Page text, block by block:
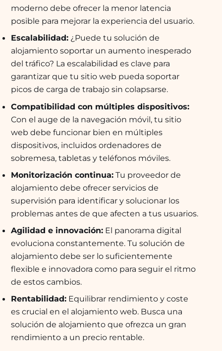
moderno debe ofrecer la menor latencia
posible para mejorar la experiencia del usuario.
Escalabilidad:¿Puede tu solución de
alojamiento soportar un aumento inesperado
del tráfico? La escalabilidad es clave para
garantizar que tu sitio web pueda soportar
picos de carga de trabajo sin colapsarse.
Compatibilidad con múltiples dispositivos:
Con el auge de la navegación móvil, tu sitio
web debe funcionar bien en múltiples
dispositivos, incluidos ordenadores de
sobremesa, tabletas y teléfonos móviles.
Monitorización continua:Tu proveedor de
alojamiento debe ofrecer servicios de
supervisión para identificar y solucionar los
problemas antes de que afecten a tus usuarios.
Agilidad e innovación:El panorama digital
evoluciona constantemente. Tu solución de
alojamiento debe ser lo suficientemente
flexible e innovadora como para seguir el ritmo
de estos cambios.
Rentabilidad:Equilibrar rendimiento y coste
es crucial en el alojamiento web. Busca una
solución de alojamiento que ofrezca un gran
rendimiento a un precio rentable.